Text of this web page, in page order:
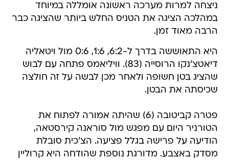
ניצחה למרות מערכה ראשונה אומללה במיוחד
במהלכה הציגה את הטניס החלש ביותר שהציגה כבר
הרבה מאוד זמן.
היא התאוששה בדרך ל-6:2, 1:6, 0:6 מול ויטאליה
דיאטצ'נקו הרוסייה (83). וויליאמס פתחה עם לבוש
שהציג בטן חשופה ולאחר מכן לבשה על זה חולצה
שכיסתה את הבטן.
פטרה קביטובה (6) שהיתה אמורה לפתוח את
הטורניר היום עם מפגש מול סוראנה קירסטאה,
הודיעה על פרישה בגלל פציעה. הצ'כית סובלת
מסדק באצבע. מדורגת נוספת שהודחה היא קרוליין